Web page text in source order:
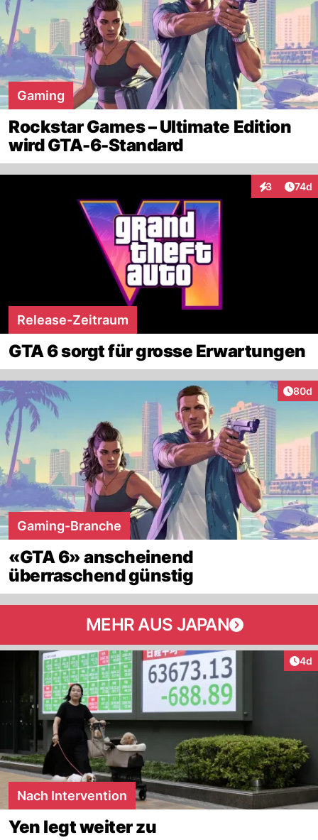
Gaming
Rockstar Games – Ultimate Edition
wird GTA-6-Standard
3
Interaktionen
74d
Release-Zeitraum
GTA 6 sorgt für grosse Erwartungen
80d
Gaming-Branche
«GTA 6» anscheinend
überraschend günstig
MEHR AUS JAPAN
4d
Nach Intervention
Yen legt weiter zu